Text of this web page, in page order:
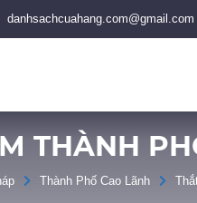
danhsachcuahang.com@gmail.com
THÀNH
Thành Phố Cao Lãnh